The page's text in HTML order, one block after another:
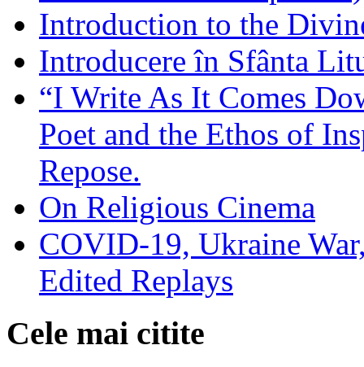
Introduction to the
Introducere în Sfânta
“I Write As It Comes
Poet and the Ethos of
Repose.
On Religious Cinema
COVID-19, Ukraine
Edited Replays
Cele mai citite